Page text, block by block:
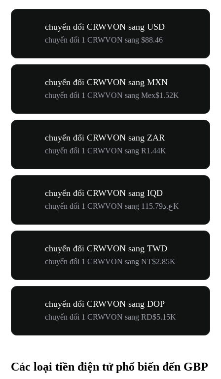
chuyển đổi CRWVON sang USD
chuyển đổi 1 CRWVON sang $88.46
chuyển đổi CRWVON sang MXN
chuyển đổi 1 CRWVON sang Mex$1.52K
chuyển đổi CRWVON sang ZAR
chuyển đổi 1 CRWVON sang R1.44K
chuyển đổi CRWVON sang IQD
chuyển đổi 1 CRWVON sang ع.د115.79K
chuyển đổi CRWVON sang TWD
chuyển đổi 1 CRWVON sang NT$2.85K
chuyển đổi CRWVON sang DOP
chuyển đổi 1 CRWVON sang RD$5.15K
Các loại tiền điện tử phổ biến đến GBP